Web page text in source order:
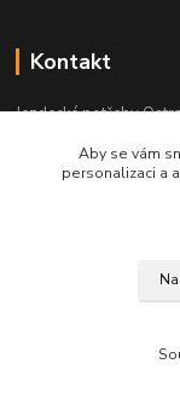
Kontakt
Jezdecké potřeby
596 236 147
Aby se vám
personalizaci a